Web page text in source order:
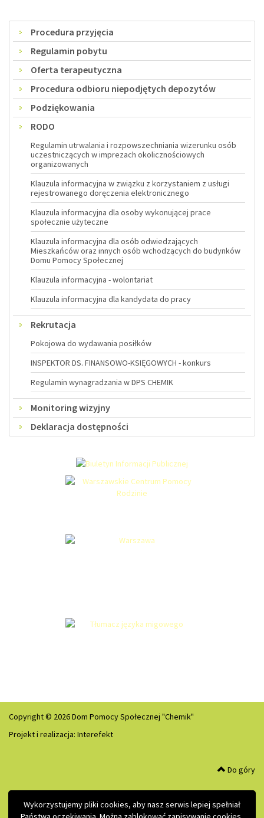
Wykorzystujemy pliki cookies, aby nasz serwis lepiej spełniał
MenuProcedura przyjęcia
Regulamin pobytu
Oferta terapeutyczna
Procedura odbioru niepodjętych depozytów
Podziękowania
RODO
Regulamin utrwalania i rozpowszechniania wizerunku osób
uczestniczących w imprezach okolicznościowych
organizowanych
Klauzula informacyjna w związku z korzystaniem z usługi
rejestrowanego doręczenia elektronicznego
Klauzula informacyjna dla osoby wykonującej prace
społecznie użyteczne
Klauzula informacyjna dla osób odwiedzających
Mieszkańców oraz innych osób wchodzących do budynków
Domu Pomocy Społecznej
Klauzula informacyjna - wolontariat
Klauzula informacyjna dla kandydata do pracy
Rekrutacja
Pokojowa do wydawania posiłków
INSPEKTOR DS. FINANSOWO-KSIĘGOWYCH - konkurs
Regulamin wynagradzania w DPS CHEMIK
Monitoring wizyjny
Deklaracja dostępności
Copyright © 2026 Dom Pomocy Społecznej "Chemik"
Projekt i realizacja: Interefekt
Do góry